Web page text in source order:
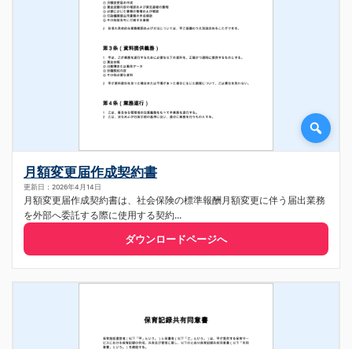
月額変更届作成契約書
更新日：2026年4月14日
月額変更届作成契約書は、社会保険の標準報酬月額変更に伴う届出業務
を外部へ委託する際に使用する契約...
ダウンロードページへ